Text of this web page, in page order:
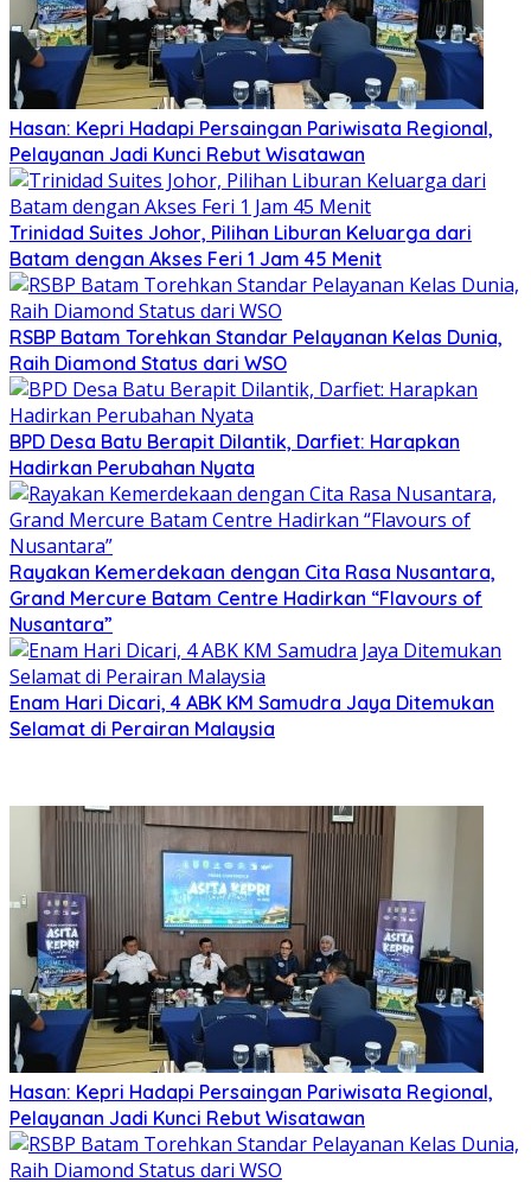
Hasan: Kepri Hadapi Persaingan Pariwisata Regional,
Pelayanan Jadi Kunci Rebut Wisatawan
Trinidad Suites Johor, Pilihan Liburan Keluarga dari
Batam dengan Akses Feri 1 Jam 45 Menit
RSBP Batam Torehkan Standar Pelayanan Kelas Dunia,
Raih Diamond Status dari WSO
BPD Desa Batu Berapit Dilantik, Darfiet: Harapkan
Hadirkan Perubahan Nyata
Rayakan Kemerdekaan dengan Cita Rasa Nusantara,
Grand Mercure Batam Centre Hadirkan “Flavours of
Nusantara”
Enam Hari Dicari, 4 ABK KM Samudra Jaya Ditemukan
Selamat di Perairan Malaysia
Hasan: Kepri Hadapi Persaingan Pariwisata Regional,
Pelayanan Jadi Kunci Rebut Wisatawan